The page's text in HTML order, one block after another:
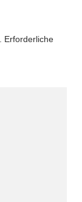
Erforderliche